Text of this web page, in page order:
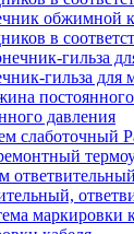
обжимной
в
гильза для
давления